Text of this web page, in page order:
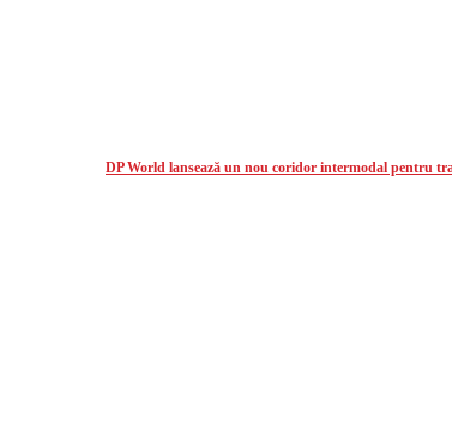
DP World lansează un nou coridor intermodal pentru